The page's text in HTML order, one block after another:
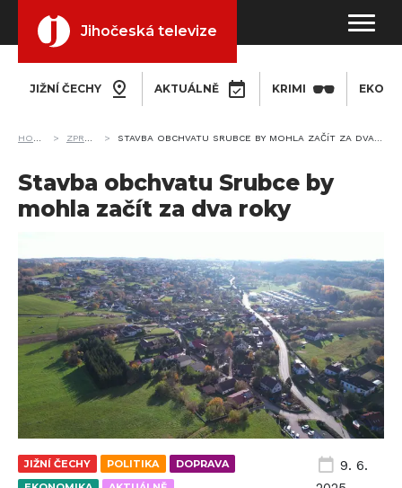
Jihočeská televize
JIŽNÍ ČECHY AKTUÁLNĚ KRIMI
HOME ZPRÁVY STAVBA OBCHVATU SRUBCE BY MOHLA ZAČÍT ZA DVA ROKY
Stavba obchvatu Srubce by
mohla začít za dva roky
JIŽNÍ ČECHY POLITIKA
DOPRAVA
9. 6.